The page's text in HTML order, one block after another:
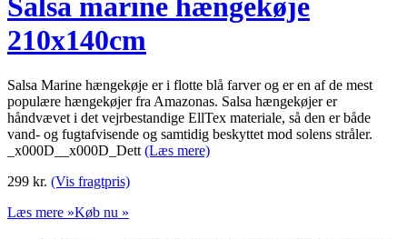
Salsa marine hængekøje
210x140cm
Salsa Marine hængekøje er i flotte blå farver og er en af de mest
populære hængekøjer fra Amazonas. Salsa hængekøjer er
håndvævet i det vejrbestandige EllTex materiale, så den er både
vand- og fugtafvisende og samtidig beskyttet mod solens stråler.
_x000D__x000D_Dett (Læs mere)
299 kr. (Vis fragtpris)
Læs mere »Køb nu »